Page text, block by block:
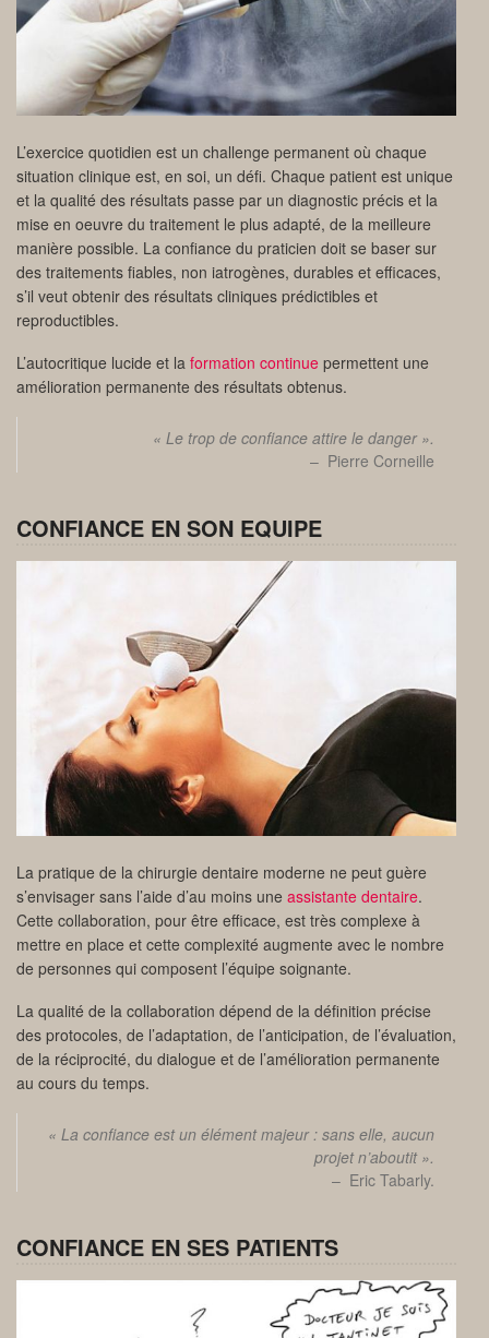
L’exercice quotidien est un challenge permanent où chaque
situation clinique est, en soi, un défi. Chaque patient est unique
et la qualité des résultats passe par un diagnostic précis et la
mise en oeuvre du traitement le plus adapté, de la meilleure
manière possible. La confiance du praticien doit se baser sur
des traitements fiables, non iatrogènes, durables et efficaces,
s’il veut obtenir des résultats cliniques prédictibles et
reproductibles.
L’autocritique lucide et la formation continue permettent une
amélioration permanente des résultats obtenus.
« Le trop de confiance attire le danger ».
– Pierre Corneille
CONFIANCE EN SON EQUIPE
La pratique de la chirurgie dentaire moderne ne peut guère
s’envisager sans l’aide d’au moins une assistante dentaire.
Cette collaboration, pour être efficace, est très complexe à
mettre en place et cette complexité augmente avec le nombre
de personnes qui composent l’équipe soignante.
La qualité de la collaboration dépend de la définition précise
des protocoles, de l’adaptation, de l’anticipation, de l’évaluation,
de la réciprocité, du dialogue et de l’amélioration permanente
au cours du temps.
« La confiance est un élément majeur : sans elle, aucun
projet n’aboutit ».
– Eric Tabarly.
CONFIANCE EN SES PATIENTS